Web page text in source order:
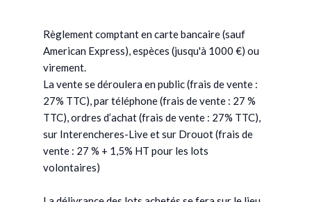
Règlement comptant en carte bancaire (sauf
American Express), espèces (jusqu'à 1000 €) ou
virement.
La vente se déroulera en public (frais de vente :
27% TTC), par téléphone (frais de vente : 27 %
TTC), ordres d’achat (frais de vente : 27% TTC),
sur Interencheres-Live et sur Drouot (frais de
vente : 27 % + 1,5% HT pour les lots
volontaires)